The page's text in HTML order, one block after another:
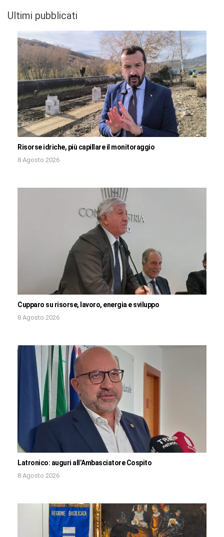
Ultimi pubblicati
Risorse idriche, più capillare il monitoraggio
8 Agosto 2026
Cupparo su risorse, lavoro, energia e sviluppo
8 Agosto 2026
Latronico: auguri all’Ambasciatore Cospito
8 Agosto 2026